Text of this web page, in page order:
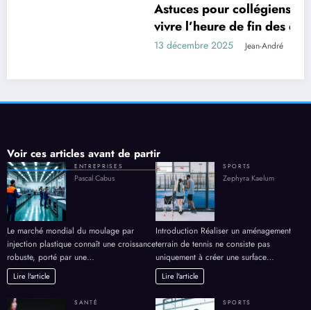
Astuces pour collégiens : comprendre et bien
vivre l’heure de fin des cours au collège
Jean-André
Voir ces articles avant de partir
ENTREPRISES
Pascal Cabus
Le marché mondial du moulage par
injection plastique connaît une croissance
robuste, porté par une…
Lire l'article
SPORTS
Zephyra Kaelum
Introduction Réaliser un aménagement
terrain de tennis ne consiste pas
uniquement à créer une surface…
Lire l'article
SANTÉ SPORTS